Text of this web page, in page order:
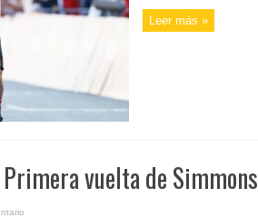
Leer más »
vuelta de Simmons